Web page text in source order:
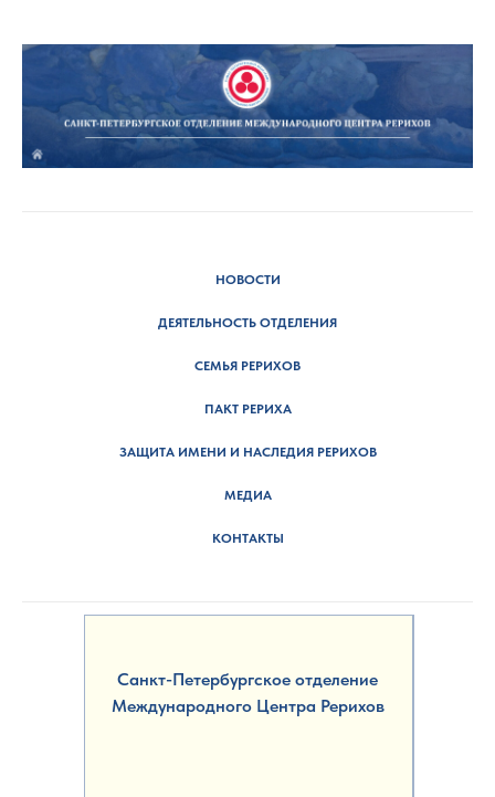
НОВОСТИ
ДЕЯТЕЛЬНОСТЬ ОТДЕЛЕНИЯ
СЕМЬЯ РЕРИХОВ
ПАКТ РЕРИХА
ЗАЩИТА ИМЕНИ И НАСЛЕДИЯ РЕРИХОВ
МЕДИА
КОНТАКТЫ
Санкт-Петербургское отделение
Международного Центра Рерихов